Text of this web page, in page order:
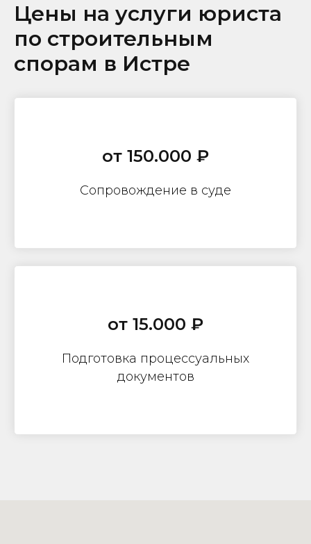
Цены на услуги юриста
по строительным
спорам в Истре
от 150.000 ₽
Сопровождение в суде
от 15.000 ₽
Подготовка процессуальных
документов